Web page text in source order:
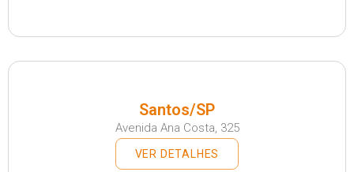
Santos/SP
Avenida Ana Costa, 325
VER DETALHES